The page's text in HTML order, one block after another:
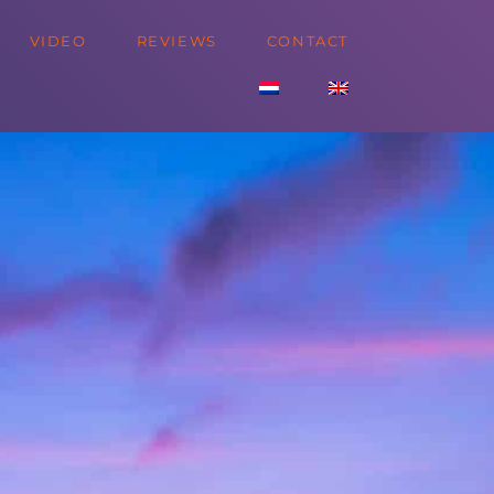
VIDEO REVIEWS CONTACT